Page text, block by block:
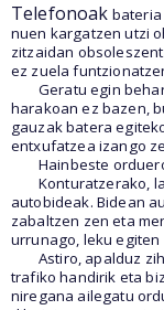
Telefonoak
nuen kargatzen utzi
zitzaidan
ez zuela
Geratu egin
harakoan ez bazen,
gauzak batera
entxufatzea izango
Hainbeste
Konturatzerako,
autobideak. Bidean
zabaltzen zen eta
urrunago, leku
Astiro, apalduz
trafiko handirik eta
niregana ailegatu